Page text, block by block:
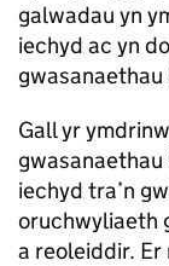
galwadau yn
iechyd ac yn
gwasanaethau
Gall yr
gwasanaethau
iechyd tra’n
oruchwyliaeth
a reoleiddir. Er